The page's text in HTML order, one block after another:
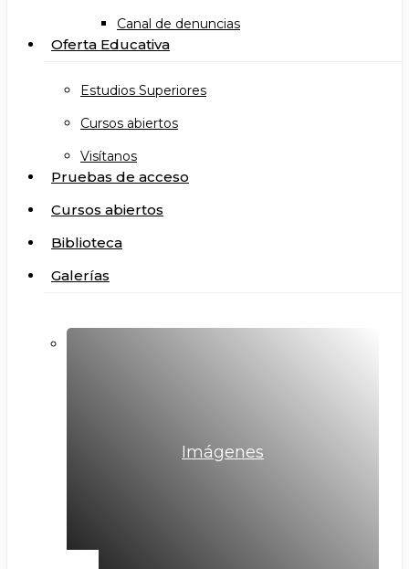
Canal de denuncias
Oferta Educativa
Estudios Superiores
Cursos abiertos
Visítanos
Pruebas de acceso
Cursos abiertos
Biblioteca
Galerías
Imágenes